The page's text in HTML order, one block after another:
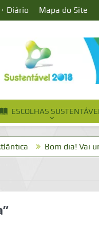
+ Diário Mapa do Site
ESCOLHAS
Bom dia! Vai um